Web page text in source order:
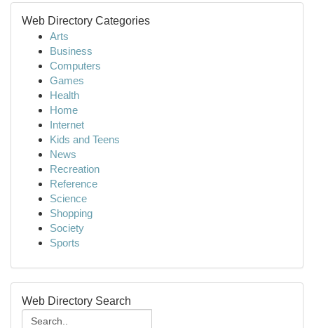
Web Directory Categories
Arts
Business
Computers
Games
Health
Home
Internet
Kids and Teens
News
Recreation
Reference
Science
Shopping
Society
Sports
Web Directory Search